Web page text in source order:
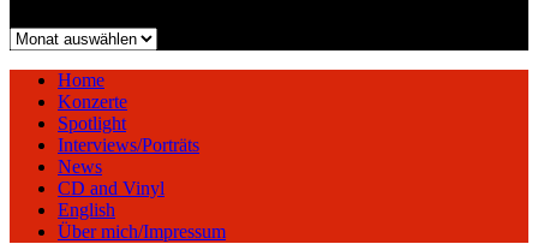
Archiv
Home
Konzerte
Spotlight
Interviews/Porträts
News
CD and Vinyl
English
Über mich/Impressum